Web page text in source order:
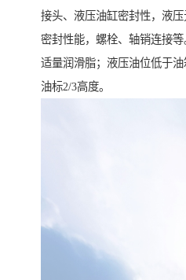
接头、液压油缸密封性，液
密封性能，螺栓、轴销连接
适量润滑脂；液压油位低于
油标2/3高度。